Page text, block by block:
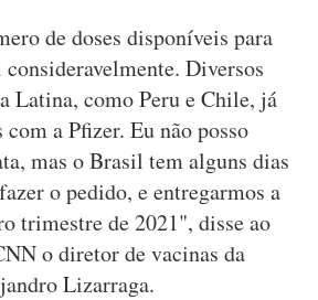
de doses disponíveis para
Diversos
Latina, como Peru e Chile, já
a Pfizer. Eu não posso
mas o Brasil tem alguns dias
o pedido, e entregarmos a
trimestre de 2021", disse ao
o diretor de vacinas da
Lizarraga.